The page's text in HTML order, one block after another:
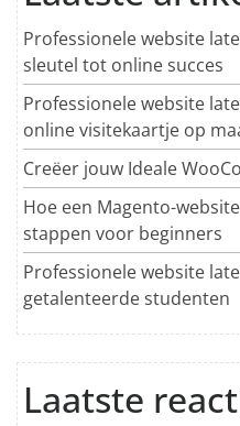
Professionele website
sleutel tot online succes
Professionele website
online visitekaartje op
Creëer jouw Ideale
Hoe een Magento-
stappen voor beginners
Professionele website
getalenteerde studenten
Laatste